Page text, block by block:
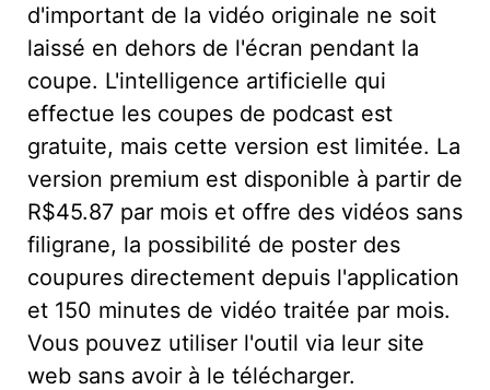
d'important de la vidéo originale ne soit
laissé en dehors de l'écran pendant la
coupe. L'intelligence artificielle qui
effectue les coupes de podcast est
gratuite, mais cette version est limitée. La
version premium est disponible à partir de
R$45.87 par mois et offre des vidéos sans
filigrane, la possibilité de poster des
coupures directement depuis l'application
et 150 minutes de vidéo traitée par mois.
Vous pouvez utiliser l'outil via leur site
web sans avoir à le télécharger.